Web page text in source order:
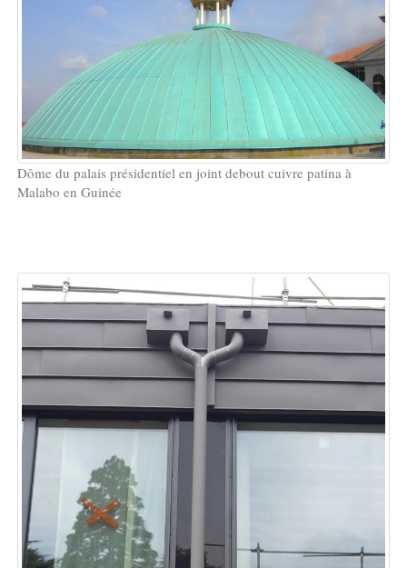
Dôme du palais présidentiel en joint debout cuivre patina à
Malabo en Guinée